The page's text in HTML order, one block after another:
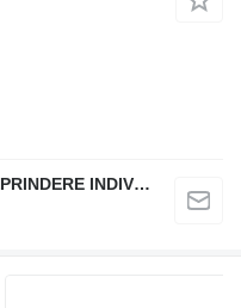
SZENTMIKLOSI ADALBERT ÎNTREPRINDERE INDIVIDUALĂ